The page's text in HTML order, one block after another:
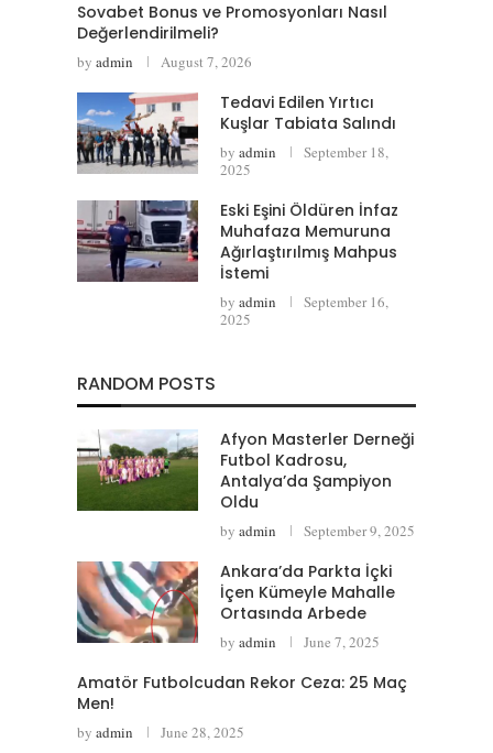
Sovabet Bonus ve Promosyonları Nasıl
Değerlendirilmeli?
by admin August 7, 2026
Tedavi Edilen Yırtıcı
Kuşlar Tabiata Salındı
by admin
September 18,
2025
Eski Eşini Öldüren İnfaz
Muhafaza Memuruna
Ağırlaştırılmış Mahpus
İstemi
by admin
September 16,
2025
RANDOM POSTS
Afyon Masterler Derneği
Futbol Kadrosu,
Antalya’da Şampiyon
Oldu
by admin September 9, 2025
Ankara’da Parkta İçki
İçen Kümeyle Mahalle
Ortasında Arbede
by admin June 7, 2025
Amatör Futbolcudan Rekor Ceza: 25 Maç
Men!
by admin June 28, 2025